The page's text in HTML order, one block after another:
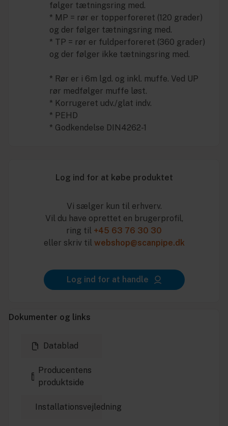
følger tætningsring med.
* MP = rør er topperforeret (120 grader)
og der følger tætningsring med.
* TP = rør er fuldperforeret (360 grader)
og der følger ikke tætningsring med.
* Rør er i 6m lgd. og inkl. muffe. Ved UP
rør medfølger muffe løst.
* Korrugeret udv./glat indv.
* PEHD
* Godkendelse DIN4262-1
Log ind for at købe produktet
Vi sælger kun til erhverv.
Vil du have oprettet en brugerprofil,
ring til +45 63 76 30 30
eller skriv til webshop@scanpipe.dk
Log ind for at handle
Dokumenter og links
Datablad
Producentens
produktside
Installationsvejledning